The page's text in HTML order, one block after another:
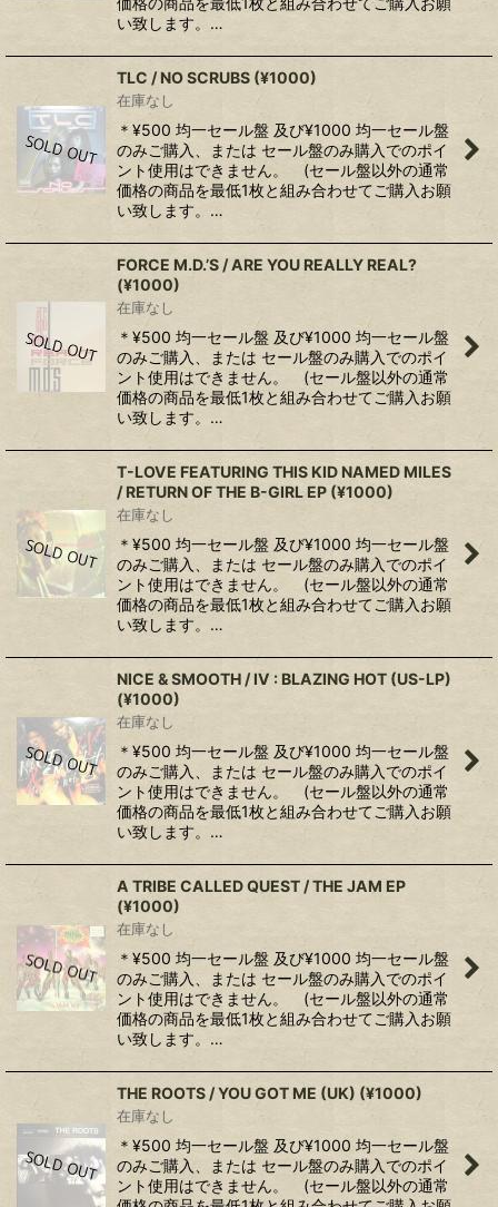
い致します。…
TLC / NO SCRUBS (¥1000)
在庫なし
＊¥500 均一セール盤 及び¥1000 均一セール盤
のみご購入、または セール盤のみ購入でのポイ
ント使用はできません。 (セール盤以外の通常
価格の商品を最低1枚と組み合わせてご購入お願
い致します。…
FORCE M.D.’S / ARE YOU REALLY REAL?
(¥1000)
在庫なし
＊¥500 均一セール盤 及び¥1000 均一セール盤
のみご購入、または セール盤のみ購入でのポイ
ント使用はできません。 (セール盤以外の通常
価格の商品を最低1枚と組み合わせてご購入お願
い致します。…
T-LOVE FEATURING THIS KID NAMED MILES
‎/ RETURN OF THE B-GIRL EP (¥1000)
在庫なし
＊¥500 均一セール盤 及び¥1000 均一セール盤
のみご購入、または セール盤のみ購入でのポイ
ント使用はできません。 (セール盤以外の通常
価格の商品を最低1枚と組み合わせてご購入お願
い致します。…
NICE & SMOOTH ‎/ IV : BLAZING HOT (US-LP)
(¥1000)
在庫なし
＊¥500 均一セール盤 及び¥1000 均一セール盤
のみご購入、または セール盤のみ購入でのポイ
ント使用はできません。 (セール盤以外の通常
価格の商品を最低1枚と組み合わせてご購入お願
い致します。…
A TRIBE CALLED QUEST / THE JAM EP
(¥1000)
在庫なし
＊¥500 均一セール盤 及び¥1000 均一セール盤
のみご購入、または セール盤のみ購入でのポイ
ント使用はできません。 (セール盤以外の通常
価格の商品を最低1枚と組み合わせてご購入お願
い致します。…
THE ROOTS ‎/ YOU GOT ME (UK) (¥1000)
在庫なし
＊¥500 均一セール盤 及び¥1000 均一セール盤
のみご購入、または セール盤のみ購入でのポイ
ント使用はできません。 (セール盤以外の通常